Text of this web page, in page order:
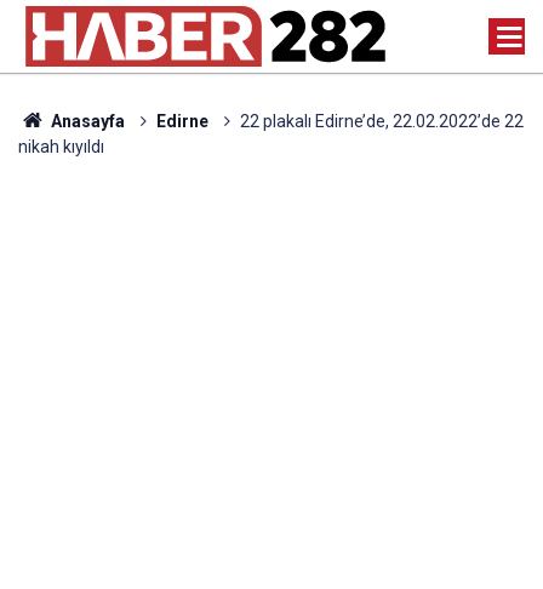
Anasayfa Edirne
22 plakalı Edirne’de, 22.02.2022’de 22
nikah kıyıldı